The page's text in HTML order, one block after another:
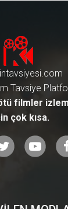
Tavsiye
filmler
çok kısa.